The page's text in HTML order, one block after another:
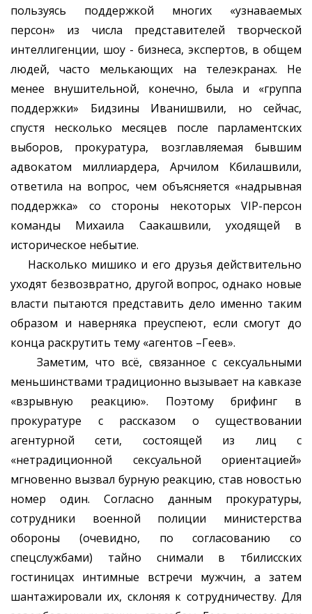
пользуясь поддержкой многих «узнаваемых
персон» из числа представителей творческой
интеллигенции, шоу - бизнеса, экспертов, в общем
людей, часто мелькающих на телеэкранах. Не
менее внушительной, конечно, была и «группа
поддержки» Бидзины Иванишвили, но сейчас,
спустя несколько месяцев после парламентских
выборов, прокуратура, возглавляемая бывшим
адвокатом миллиардера, Арчилом Кбилашвили,
ответила на вопрос, чем объясняется «надрывная
поддержка» со стороны некоторых VIP-персон
команды Михаила Саакашвили, уходящей в
историческое небытие.
Насколько мишико и его друзья действительно
уходят безвозвратно, другой вопрос, однако новые
власти пытаются представить дело именно таким
образом и наверняка преуспеют, если смогут до
конца раскрутить тему «агентов –Геев».
Заметим, что всё, связанное с сексуальными
меньшинствами традиционно вызывает на кавказе
«взрывную реакцию». Поэтому брифинг в
прокуратуре с рассказом о существовании
агентурной сети, состоящей из лиц с
«нетрадиционной сексуальной ориентацией»
мгновенно вызвал бурную реакцию, став новостью
номер один. Согласно данным прокуратуры,
сотрудники военной полиции министерства
обороны (очевидно, по согласованию со
спецслужбами) тайно снимали в тбилисских
гостиницах интимные встречи мужчин, а затем
шантажировали их, склоняя к сотрудничеству. Для